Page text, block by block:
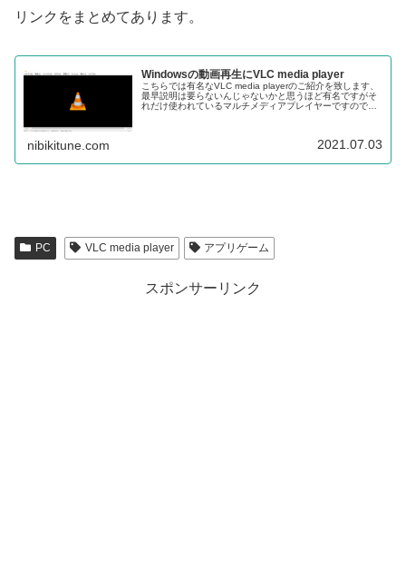
リンクをまとめてあります。
Windowsの動画再生にVLC media player
こちらでは有名なVLC media playerのご紹介を致します、
最早説明は要らないんじゃないかと思うほど有名ですがそ
れだけ使われているマルチメディアプレイヤーですので、
nibikitune.com 2021.07.03
PC VLC media player アプリゲーム
スポンサーリンク